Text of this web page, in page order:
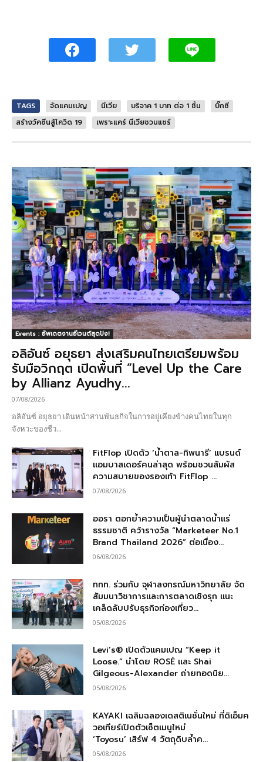
TAGS จัดแคมเปญ นีเวีย บริจาค 1 บาท ต่อ 1 ชิ้น
บิ๊กซี
สร้างวัคซีนสู้โควิด 19
เพราะแคร์ นีเวียชวนแชร์
Events : อัพเดตงานอีเวนต์สุดปัง!
อลิอันซ์ อยุธยา ส่งเสริมคนไทยเตรียมพร้อม
รับมือวิกฤต เปิดพื้นที่ “Level Up the Care
by Allianz Ayudhy...
07/08/2026
อลิอันซ์ อยุธยา เดินหน้าสานพันธกิจในการอยู่เคียงข้างคนไทยในทุก
จังหวะของชีว...
FitFlop เปิดตัว ‘น้ำตาล-ทิพนารี’ แบรนด์
แอมบาสเดอร์คนล่าสุด พร้อมชวนสัมผัส
ความสบายของรองเท้า FitFlop ...
07/08/2026
ออรา ตอกย้ำความเป็นผู้นำตลาดน้ำแร่
ธรรมชาติ คว้ารางวัล “Marketeer No.1
Brand Thailand 2026” ต่อเนื่อง...
06/08/2026
ททท. ร่วมกับ จุฬาลงกรณ์มหาวิทยาลัย จัด
สัมมนาวิชาการและการตลาดเชิงรุก แนะ
เคล็ดลับปรับธุรกิจท่องเที่ยว...
05/08/2026
Levi’s® เปิดตัวแคมเปญ “Keep it
Loose.” นำโดย ROSÉ และ Shai
Gilgeous-Alexander ถ่ายทอดนิย...
05/08/2026
KAYAKI เฉลิมฉลองเดสติเนชั่นใหม่ ที่ดิเอ็มค
วอเทียร์เปิดตัวเซ็ตเมนูใหม่
‘Toyosu’ เสิร์ฟ 4 วัตถุดิบล้ำค...
05/08/2026